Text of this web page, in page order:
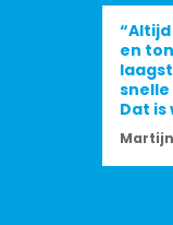
en
Dat is